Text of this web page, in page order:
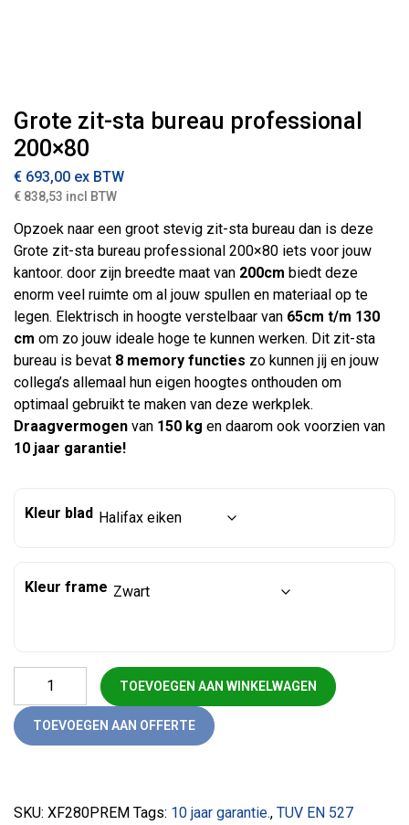
Grote zit-sta bureau professional
200×80
€ 693,00 ex BTW
€ 838,53 incl BTW
Opzoek naar een groot stevig zit-sta bureau dan is deze
Grote zit-sta bureau professional 200×80 iets voor jouw
kantoor. door zijn breedte maat van 200cm biedt deze
enorm veel ruimte om al jouw spullen en materiaal op te
legen. Elektrisch in hoogte verstelbaar van 65cm t/m 130
cm om zo jouw ideale hoge te kunnen werken. Dit zit-sta
bureau is bevat 8 memory functies zo kunnen jij en jouw
collega’s allemaal hun eigen hoogtes onthouden om
optimaal gebruikt te maken van deze werkplek.
Draagvermogen van 150 kg en daarom ook voorzien van
10 jaar garantie!
Kleur blad
Kleur frame
Grote zit-sta bureau professional 200x80 aantal
TOEVOEGEN AAN WINKELWAGEN
TOEVOEGEN AAN OFFERTE
SKU: XF280PREM Tags: 10 jaar garantie., TUV EN 527